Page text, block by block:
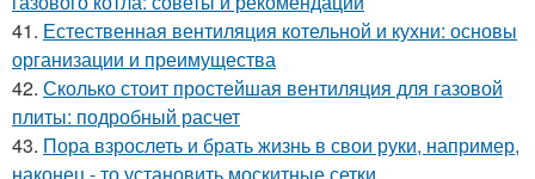
41. Естественная вентиляция котельной и кухни: основы
организации и преимущества
42. Сколько стоит простейшая вентиляция для газовой
плиты: подробный расчет
43. Пора взрослеть и брать жизнь в свои руки, например,